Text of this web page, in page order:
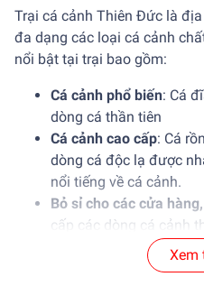
Trại cá cảnh Thiên Đức là
đa dạng các loại cá cảnh
nổi bật tại trại bao gồm:
Cá cảnh phổ biến: Cá
dòng cá thần tiên
Cá cảnh cao cấp: Cá
dòng cá độc lạ được
nổi tiếng về cá cảnh.
Bỏ sỉ cho các cửa
cấp các dòng cá cảnh
ưu đãi, cá cảnh sứcXem